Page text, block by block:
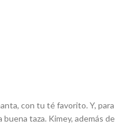
con tu té favorito. Y, para
taza. Kimey, además de